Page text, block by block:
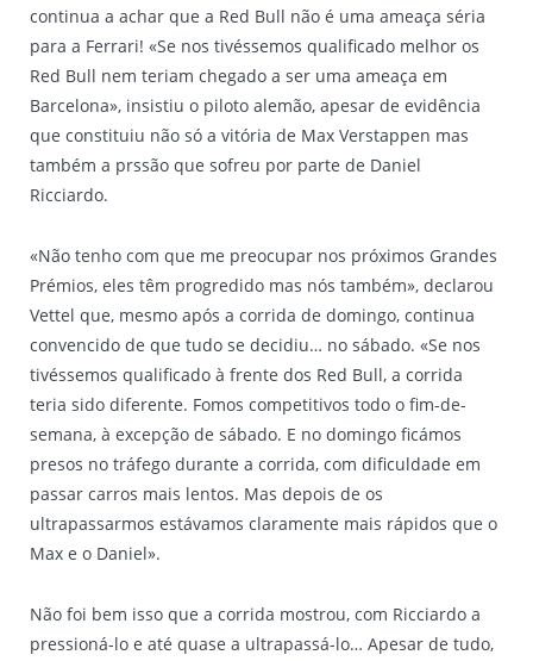
continua a achar que a Red Bull não é uma ameaça séria
para a Ferrari! «Se nos tivéssemos qualificado melhor os
Red Bull nem teriam chegado a ser uma ameaça em
Barcelona», insistiu o piloto alemão, apesar de evidência
que constituiu não só a vitória de Max Verstappen mas
também a prssão que sofreu por parte de Daniel
Ricciardo.
«Não tenho com que me preocupar nos próximos Grandes
Prémios, eles têm progredido mas nós também», declarou
Vettel que, mesmo após a corrida de domingo, continua
convencido de que tudo se decidiu… no sábado. «Se nos
tivéssemos qualificado à frente dos Red Bull, a corrida
teria sido diferente. Fomos competitivos todo o fim-de-
semana, à excepção de sábado. E no domingo ficámos
presos no tráfego durante a corrida, com dificuldade em
passar carros mais lentos. Mas depois de os
ultrapassarmos estávamos claramente mais rápidos que o
Max e o Daniel».
Não foi bem isso que a corrida mostrou, com Ricciardo a
pressioná-lo e até quase a ultrapassá-lo… Apesar de tudo,